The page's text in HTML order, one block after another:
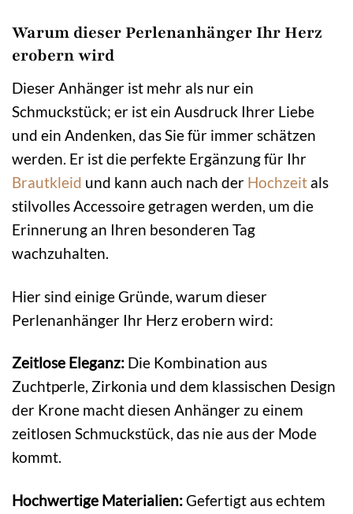
Warum dieser Perlenanhänger Ihr Herz
erobern wird
Dieser Anhänger ist mehr als nur ein
Schmuckstück; er ist ein Ausdruck Ihrer Liebe
und ein Andenken, das Sie für immer schätzen
werden. Er ist die perfekte Ergänzung für Ihr
Brautkleid und kann auch nach der Hochzeit als
stilvolles Accessoire getragen werden, um die
Erinnerung an Ihren besonderen Tag
wachzuhalten.
Hier sind einige Gründe, warum dieser
Perlenanhänger Ihr Herz erobern wird:
Zeitlose Eleganz: Die Kombination aus
Zuchtperle, Zirkonia und dem klassischen Design
der Krone macht diesen Anhänger zu einem
zeitlosen Schmuckstück, das nie aus der Mode
kommt.
Hochwertige Materialien:Gefertigt aus echtem